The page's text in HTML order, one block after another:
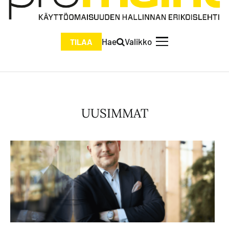
TILAA Hae Valikko
UUSIMMAT